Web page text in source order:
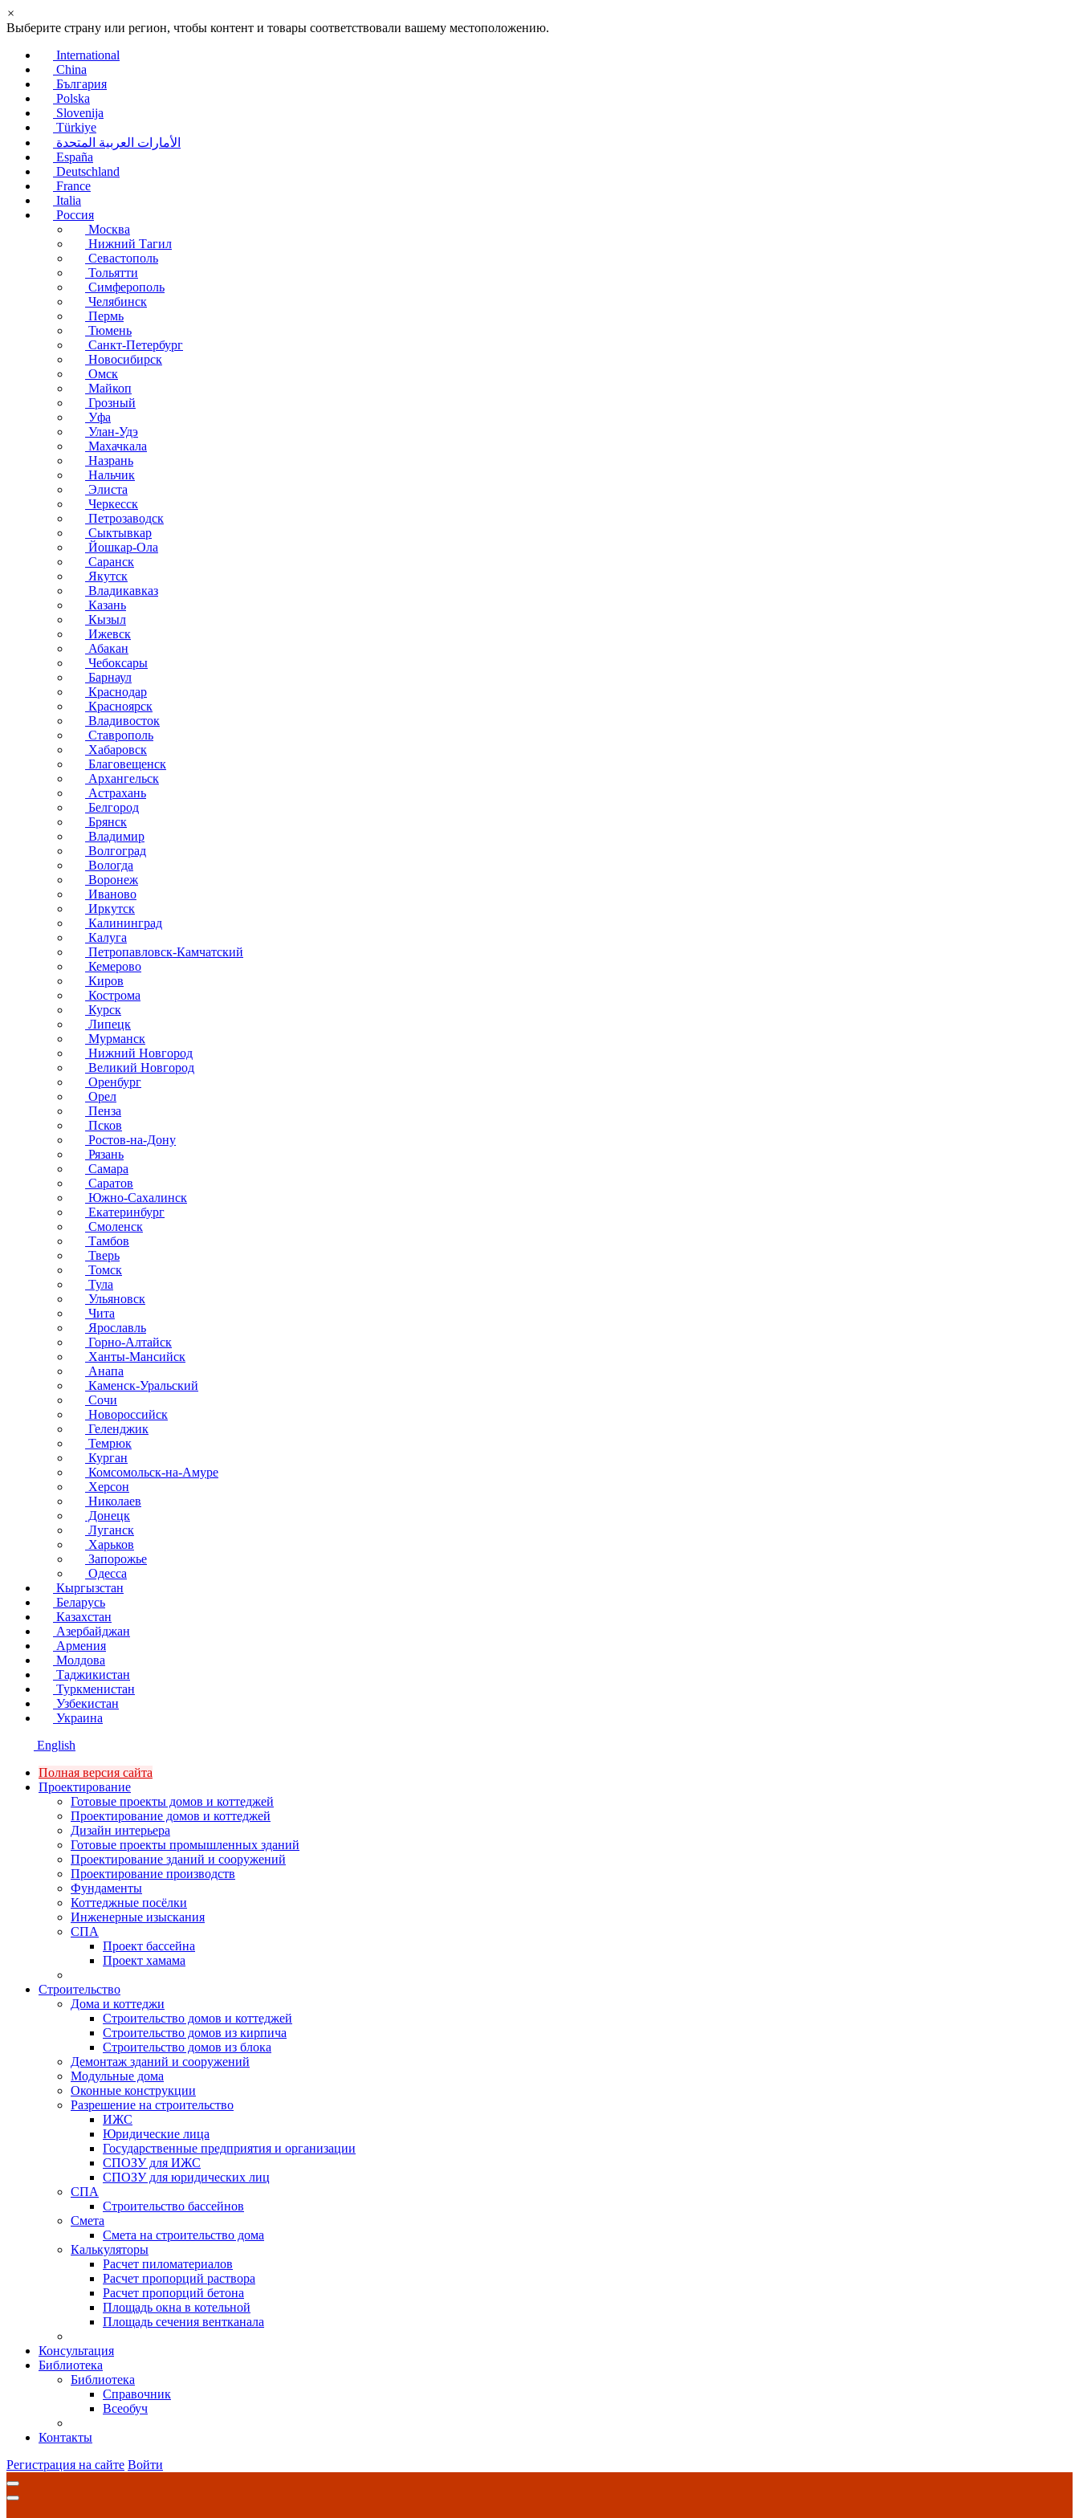
×
Выберите страну или регион, чтобы контент и товары соответствовали вашему местоположению.
International
China
България
Polska
Slovenija
Türkiye
الأمارات العربية المتحدة
España
Deutschland
France
Italia
Россия
Москва
Нижний Тагил
Севастополь
Тольятти
Симферополь
Челябинск
Пермь
Тюмень
Санкт-Петербург
Новосибирск
Омск
Майкоп
Грозный
Уфа
Улан-Удэ
Махачкала
Назрань
Нальчик
Элиста
Черкесск
Петрозаводск
Сыктывкар
Йошкар-Ола
Саранск
Якутск
Владикавказ
Казань
Кызыл
Ижевск
Абакан
Чебоксары
Барнаул
Краснодар
Красноярск
Владивосток
Ставрополь
Хабаровск
Благовещенск
Архангельск
Астрахань
Белгород
Брянск
Владимир
Волгоград
Вологда
Воронеж
Иваново
Иркутск
Калининград
Калуга
Петропавловск-Камчатский
Кемерово
Киров
Кострома
Курск
Липецк
Мурманск
Нижний Новгород
Великий Новгород
Оренбург
Орел
Пенза
Псков
Ростов-на-Дону
Рязань
Самара
Саратов
Южно-Сахалинск
Екатеринбург
Смоленск
Тамбов
Тверь
Томск
Тула
Ульяновск
Чита
Ярославль
Горно-Алтайск
Ханты-Мансийск
Анапа
Каменск-Уральский
Сочи
Новороссийск
Геленджик
Темрюк
Курган
Комсомольск-на-Амуре
Херсон
Николаев
Донецк
Луганск
Харьков
Запорожье
Одесса
Кыргызстан
Беларусь
Казахстан
Азербайджан
Армения
Молдова
Таджикистан
Туркменистан
Узбекистан
Украина
English
Полная версия сайта
Проектирование
Готовые проекты домов и коттеджей
Проектирование домов и коттеджей
Дизайн интерьера
Готовые проекты промышленных зданий
Проектирование зданий и сооружений
Проектирование производств
Фундаменты
Коттеджные посёлки
Инженерные изыскания
СПА
Проект бассейна
Проект хамама
Строительство
Дома и коттеджи
Строительство домов и коттеджей
Строительство домов из кирпича
Строительство домов из блока
Демонтаж зданий и сооружений
Модульные дома
Оконные конструкции
Разрешение на строительство
ИЖС
Юридические лица
Государственные предприятия и организации
СПОЗУ для ИЖС
СПОЗУ для юридических лиц
СПА
Строительство бассейнов
Смета
Смета на строительство дома
Калькуляторы
Расчет пиломатериалов
Расчет пропорций раствора
Расчет пропорций бетона
Площадь окна в котельной
Площадь сечения вентканала
Консультация
Библиотека
Библиотека
Справочник
Всеобуч
Контакты
Регистрация на сайте Войти